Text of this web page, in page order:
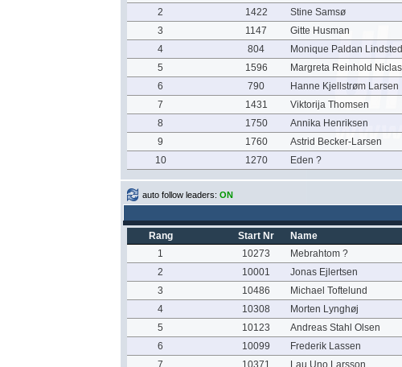
2
1422 Stine Samsø
3
1147 Gitte Husman
4
804 Monique Paldan
5
1596 Margreta Reinhold
6
790 Hanne Kjellstrøm Larsen
7
1431 Viktorija Thomsen
8
1750 Annika Henriksen
9
1760 Astrid Becker-Larsen
10
1270 Eden ?
auto follow leaders: ON
Rang Start Nr Name
1
10273 Mebrahtom ?
2
10001 Jonas Ejlertsen
3
10486 Michael Toftelund
4
10308 Morten Lynghøj
5
10123 Andreas Stahl Olsen
6
10099 Frederik Lassen
7
10371 Lau Uno Larsson